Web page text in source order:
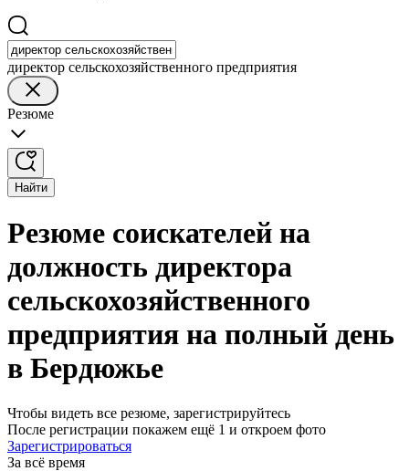
директор сельскохозяйственного предприятия
Резюме
Найти
Резюме соискателей на
должность директора
сельскохозяйственного
предприятия на полный день
в Бердюжье
Чтобы видеть все резюме, зарегистрируйтесь
После регистрации покажем ещё 1 и откроем фото
Зарегистрироваться
За всё время